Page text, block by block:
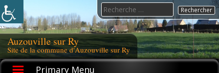
Skip
to
content
Auzouville sur Ry
Site de la commune d'Auzouville sur Ry
Primary Menu
Search
for: